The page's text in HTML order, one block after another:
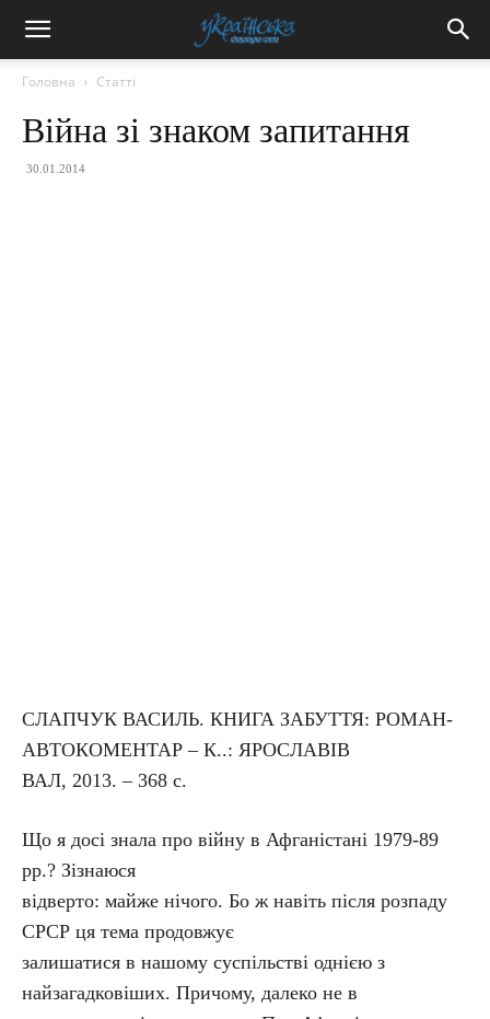
Головна Статті
Війна зі знаком запитання
30.01.2014
СЛАПЧУК ВАСИЛЬ. КНИГА ЗАБУТТЯ: РОМАН-
АВТОКОМЕНТАР – К..: ЯРОСЛАВІВ
ВАЛ, 2013. – 368 с.
Що я досі знала про війну в Афганістані 1979-89
рр.? Зізнаюся
відверто: майже нічого. Бо ж навіть після розпаду
СРСР ця тема продовжує
залишатися в нашому суспільстві однією з
найзагадковіших. Причому, далеко не в